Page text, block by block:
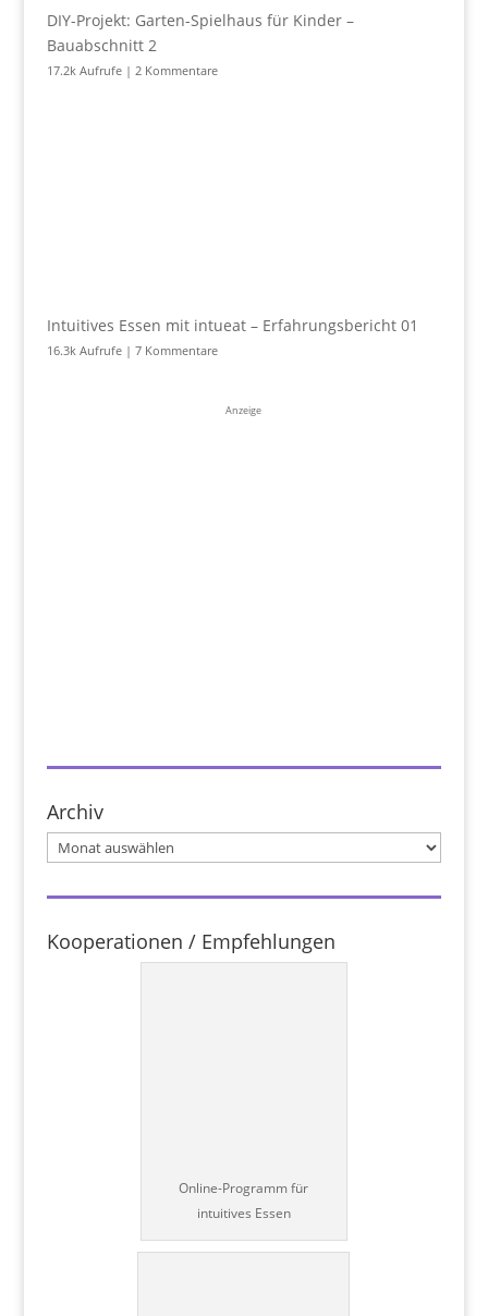
DIY-Projekt: Garten-Spielhaus für Kinder –
Bauabschnitt 2
17.2k Aufrufe| 2 Kommentare
Intuitives Essen mit intueat – Erfahrungsbericht 01
16.3k Aufrufe| 7 Kommentare
Anzeige
Archiv
Archiv
Kooperationen / Empfehlungen
Online-Programm für
intuitives Essen